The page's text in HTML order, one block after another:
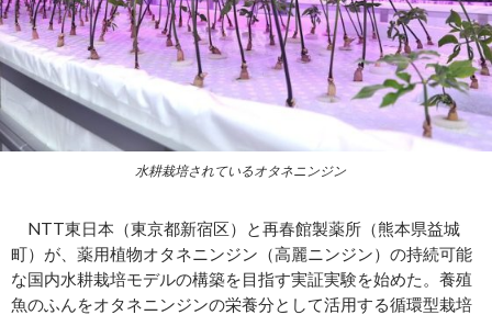
水耕栽培されているオタネニンジン
NTT東日本（東京都新宿区）と再春館製薬所（熊本県益城
町）が、薬用植物オタネニンジン（高麗ニンジン）の持続可能
な国内水耕栽培モデルの構築を目指す実証実験を始めた。養殖
魚のふんをオタネニンジンの栄養分として活用する循環型栽培